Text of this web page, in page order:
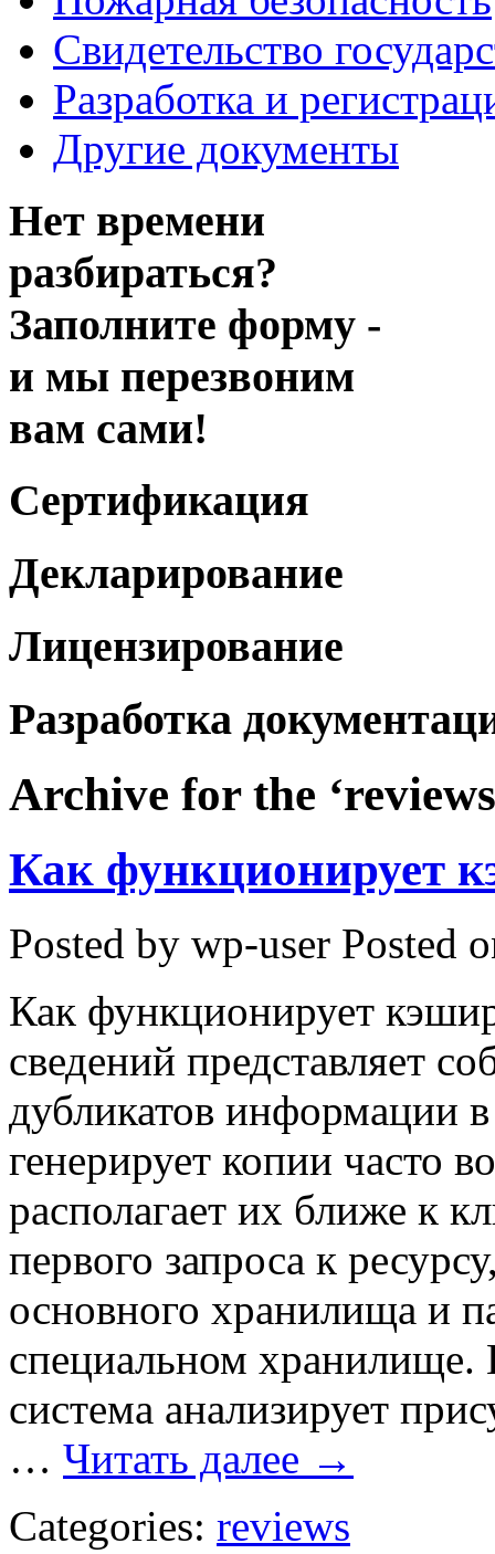
Свидетельство
Разработка и
Другие документы
Нет времени
разбираться?
Заполните форму -
и мы перезвоним
вам сами!
Сертификация
Декларирование
Лицензирование
Разработка
Archive for the
Как функционирует
Posted by wp-user Posted
Как функционирует
сведений представляет
дубликатов информации
генерирует копии часто
располагает их ближе к
первого запроса к
основного хранилища и
специальном
система анализирует
… Читать далее →
Categories: reviews